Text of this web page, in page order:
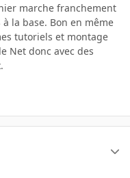
marche franchement
la base. Bon en même
tutoriels et montage
Net donc avec des